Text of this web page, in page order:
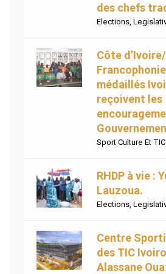
des chefs
Elections
Côte
médaillés
reçoivent les
Sport Culture Et TIC
RHDP à vie :
Lauzoua.
Elections
Centre
des TIC
Alassane